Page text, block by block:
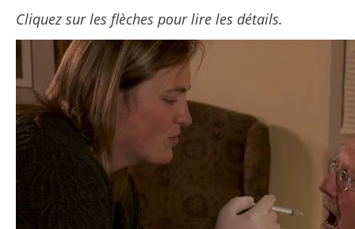
Cliquez sur les flèches pour lire les détails.